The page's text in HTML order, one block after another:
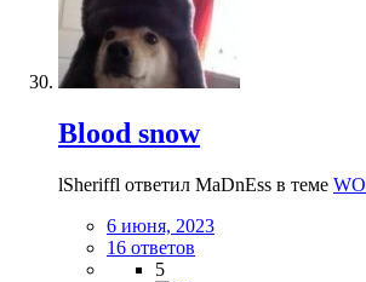
Blood snow
lSheriffl ответил MaDnEss в теме
6 июня, 2023
16 ответов
5